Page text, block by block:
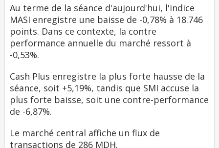
Au terme de la séance d'aujourd'hui, l'indice
MASI enregistre une baisse de -0,78% à 18.746
points. Dans ce contexte, la contre
performance annuelle du marché ressort à
-0,53%.
Cash Plus enregistre la plus forte hausse de la
séance, soit +5,19%, tandis que SMI accuse la
plus forte baisse, soit une contre-performance
de -6,87%.
Le marché central affiche un flux de
transactions de 286 MDH.